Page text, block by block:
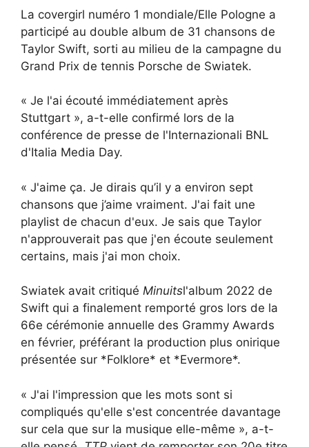
La covergirl numéro 1 mondiale/Elle Pologne a
participé au double album de 31 chansons de
Taylor Swift, sorti au milieu de la campagne du
Grand Prix de tennis Porsche de Swiatek.
« Je l'ai écouté immédiatement après
Stuttgart », a-t-elle confirmé lors de la
conférence de presse de l'Internazionali BNL
d'Italia Media Day.
« J'aime ça. Je dirais qu’il y a environ sept
chansons que j’aime vraiment. J'ai fait une
playlist de chacun d'eux. Je sais que Taylor
n'approuverait pas que j'en écoute seulement
certains, mais j'ai mon choix.
Swiatek avait critiqué Minuitsl'album 2022 de
Swift qui a finalement remporté gros lors de la
66e cérémonie annuelle des Grammy Awards
en février, préférant la production plus onirique
présentée sur *Folklore* et *Evermore*.
« J'ai l'impression que les mots sont si
compliqués qu'elle s'est concentrée davantage
sur cela que sur la musique elle-même », a-t-